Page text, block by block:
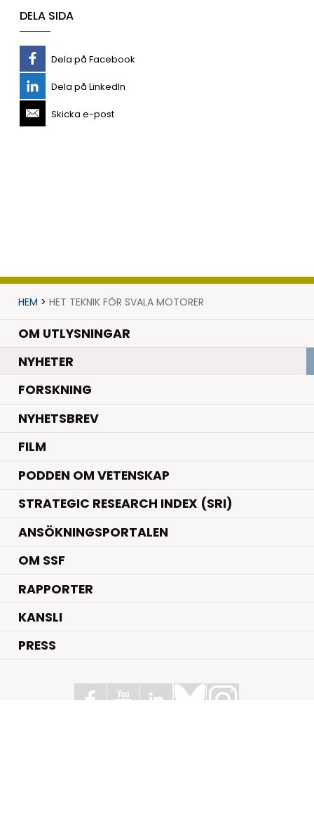
DELA SIDA
Dela på Facebook
Dela på LinkedIn
Skicka e-post
HEM > HET TEKNIK FÖR SVALA MOTORER
OM UTLYSNINGAR
NYHETER.
FORSKNING.
NYHETSBREV
FILM
PODDEN OM VETENSKAP
STRATEGIC RESEARCH INDEX (SRI)
ANSÖKNINGSPORTALEN
OM SSF
RAPPORTER
KANSLI
PRESS